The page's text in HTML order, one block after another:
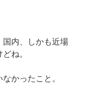
国内、しかも近場
ね。
かったこと。